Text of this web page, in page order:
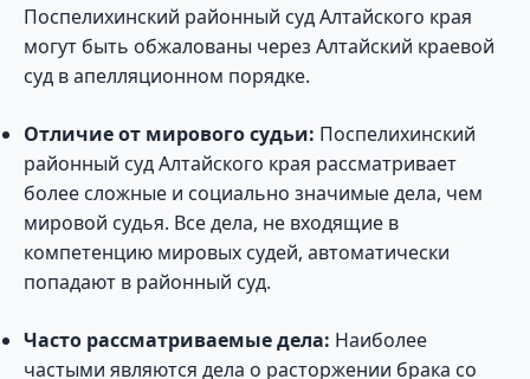
Поспелихинский районный суд Алтайского края
могут быть обжалованы через Алтайский краевой
суд в апелляционном порядке.
Отличие от мирового судьи: Поспелихинский
районный суд Алтайского края рассматривает
более сложные и социально значимые дела, чем
мировой судья. Все дела, не входящие в
компетенцию мировых судей, автоматически
попадают в районный суд.
Часто рассматриваемые дела: Наиболее
частыми являются дела о расторжении брака со